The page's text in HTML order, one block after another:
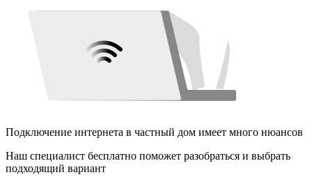
Подключение интернета в частный дом имеет много нюансов
Наш специалист бесплатно поможет разобраться и выбрать
подходящий вариант